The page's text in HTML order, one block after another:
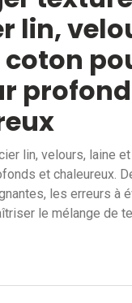
lin,
lin, velours, laine
et chaleureux.
les erreurs à
le mélange de